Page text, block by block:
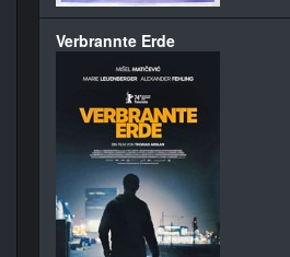
Verbrannte Erde